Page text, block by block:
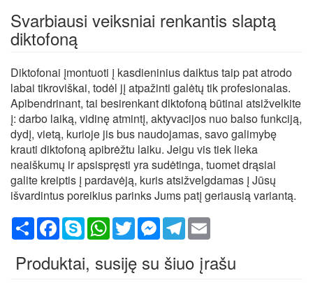
Svarbiausi veiksniai renkantis slaptą
diktofoną
Diktofonai įmontuoti į kasdieninius daiktus taip pat atrodo
labai tikroviškai, todėl jį atpažinti galėtų tik profesionalas.
Apibendrinant, tai besirenkant diktofoną būtinai atsižvelkite
į: darbo laiką, vidinę atmintį, aktyvacijos nuo balso funkciją,
dydį, vietą, kurioje jis bus naudojamas, savo galimybę
krauti diktofoną apibrėžtu laiku. Jeigu vis tiek lieka
neaiškumų ir apsispręsti yra sudėtinga, tuomet drąsiai
galite kreiptis į pardavėją, kuris atsižvelgdamas į Jūsų
išvardintus poreikius parinks Jums patį geriausią variantą.
ShareFacebook
SkypeWhatsApp
TwitterMessenger
Telegram
Produktai, susiję su šiuo įrašu